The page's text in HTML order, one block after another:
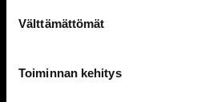
valinta
Välttämättömät
Toiminnan kehitys
010 247 010